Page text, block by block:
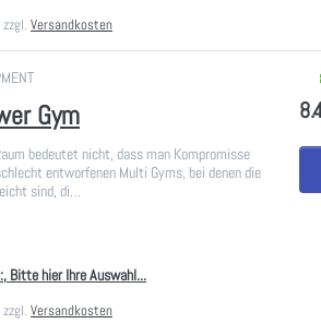
Versandkosten
Produkt liegen noch keine Bewertungen
Gym
bedeutet nicht, dass man Kompromisse
entworfenen Multi Gyms, bei denen die
sind, di…
Bitte hier Ihre Auswahl...
Versandkosten